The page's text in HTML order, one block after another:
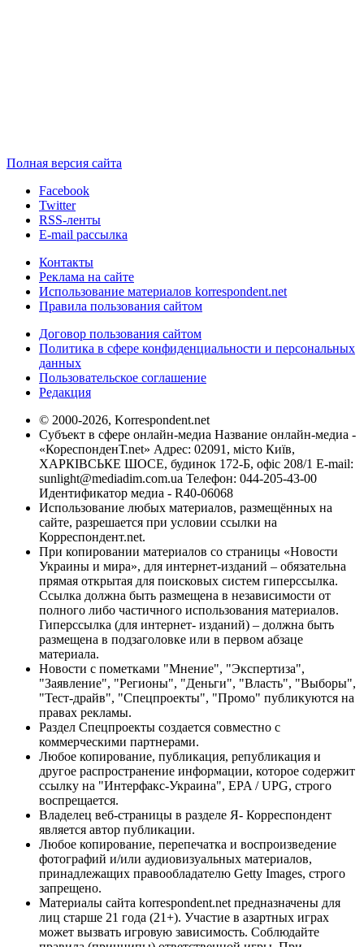
Полная версия сайта
Facebook
Twitter
RSS-ленты
E-mail рассылка
Контакты
Реклама на сайте
Использование материалов korrespondent.net
Правила пользования сайтом
Договор пользования сайтом
Политика в сфере конфиденциальности и персональных
данных
Пользовательское соглашение
Редакция
© 2000-2026, Korrespondent.net
Субъект в сфере онлайн-медиа Название онлайн-медиа -
«КореспонденТ.net» Адрес: 02091, місто Київ,
ХАРКІВСЬКЕ ШОСЕ, будинок 172-Б, офіс 208/1 E-mail:
sunlight@mediadim.com.ua Телефон: 044-205-43-00
Идентификатор медиа - R40-06068
Использование любых материалов, размещённых на
сайте, разрешается при условии ссылки на
Корреспондент.net.
При копировании материалов со страницы «Новости
Украины и мира», для интернет-изданий – обязательна
прямая открытая для поисковых систем гиперссылка.
Ссылка должна быть размещена в независимости от
полного либо частичного использования материалов.
Гиперссылка (для интернет- изданий) – должна быть
размещена в подзаголовке или в первом абзаце
материала.
Новости с пометками "Мнение", "Экспертиза",
"Заявление", "Регионы", "Деньги", "Власть", "Выборы",
"Тест-драйв", "Спецпроекты", "Промо" публикуются на
правах рекламы.
Раздел Спецпроекты создается совместно с
коммерческими партнерами.
Любое копирование, публикация, републикация и
другое распространение информации, которое содержит
ссылку на "Интерфакс-Украина", EPA / UPG, строго
воспрещается.
Владелец веб-страницы в разделе Я- Корреспондент
является автор публикации.
Любое копирование, перепечатка и воспроизведение
фотографий и/или аудиовизуальных материалов,
принадлежащих правообладателю Getty Images, строго
запрещено.
Материалы сайта korrespondent.net предназначены для
лиц старше 21 года (21+). Участие в азартных играх
может вызвать игровую зависимость. Соблюдайте